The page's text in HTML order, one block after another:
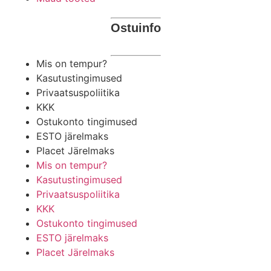
Ostuinfo
Mis on tempur?
Kasutustingimused
Privaatsuspoliitika
KKK
Ostukonto tingimused
ESTO järelmaks
Placet Järelmaks
Mis on tempur?
Kasutustingimused
Privaatsuspoliitika
KKK
Ostukonto tingimused
ESTO järelmaks
Placet Järelmaks